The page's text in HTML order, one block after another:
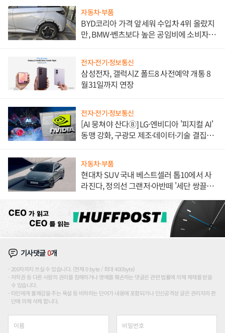
자동차·부품
BYD코리아 가격 앞세워 수입차 4위 올랐지
만, BMW·벤츠보다 높은 공임비에 소비자
전자·전기·정보통신
삼성전자, 갤럭시Z 폴드8 사전예약 개통 8
월31일까지 연장
전자·전기·정보통신
[AI 뭉쳐야 산다⑧] LG·엔비디아 '피지컬 AI'
동맹 강화, 구광모 제조·데이터·기술 결집
자동차·부품
현대차 SUV 국내 베스트셀러 톱10에서 사
라진다, 정의선 그랜저·아반떼 '세단 쌍끌
기사댓글0개
200자까지 쓰실 수 있습니다. (현재 0 byte / 최대 400byte)
저작권 등 다른 사람의 권리를 침해하거나 명예를 훼손하는 댓글은 관련 법률에 의해 제재를 받을
수 있습니다.
타인에게 불쾌감을 주는 욕설 등 비하하는 단어가 내용에 포함되거나 인신공격성 글은 관리자의 판
단에 의해 삭제 합니다.